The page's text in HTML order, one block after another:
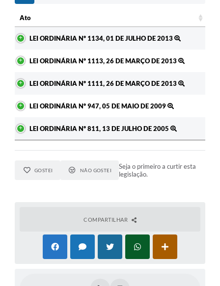
Ato
LEI ORDINÁRIA Nº 1134, 01 DE JULHO DE 2013
LEI ORDINÁRIA Nº 1113, 26 DE MARÇO DE 2013
LEI ORDINÁRIA Nº 1111, 26 DE MARÇO DE 2013
LEI ORDINÁRIA Nº 947, 05 DE MAIO DE 2009
LEI ORDINÁRIA Nº 811, 13 DE JULHO DE 2005
GOSTEI NÃO GOSTEI
Seja o primeiro a curtir esta
legislação.
COMPARTILHAR